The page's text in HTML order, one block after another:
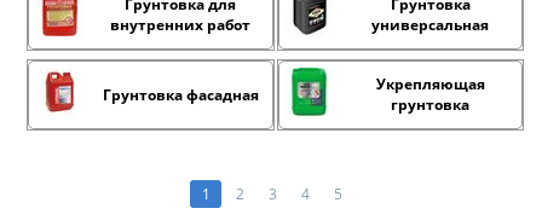
Грунтовка для
внутренних работ
Грунтовка
универсальная
Грунтовка фасадная
Укрепляющая
грунтовка
1 2 3 4 5